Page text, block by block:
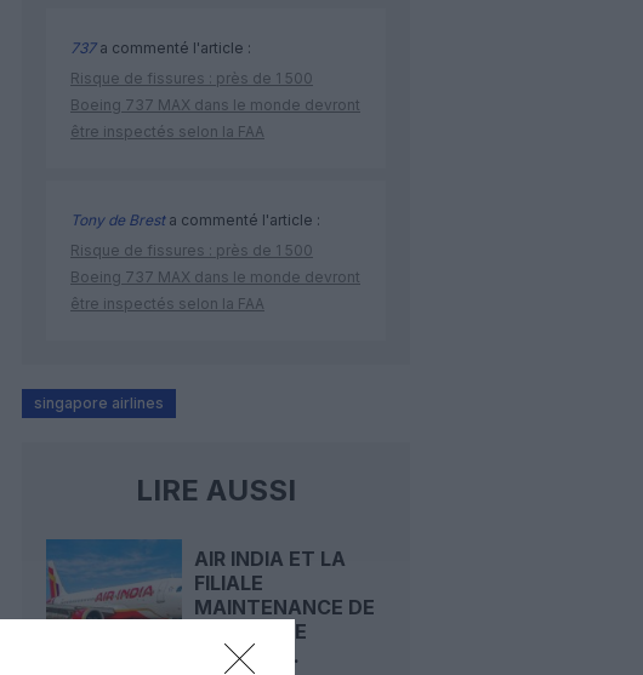
737a commenté l'article :
Risque de fissures : près de 1 500
Boeing 737 MAX dans le monde devront
être inspectés selon la FAA
Tony de Bresta commenté l'article :
Risque de fissures : près de 1 500
Boeing 737 MAX dans le monde devront
être inspectés selon la FAA
singapore airlines
LIRE AUSSI
AIR INDIA ET LA
FILIALE
MAINTENANCE DE
SINGAPORE
AIRLINES...